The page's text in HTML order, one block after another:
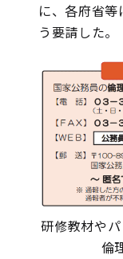
に、各府省
う要請した。
研修教材や
倫